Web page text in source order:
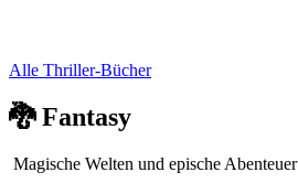
Alle Thriller-Bücher
🐉 Fantasy
Magische Welten und epische Abenteuer